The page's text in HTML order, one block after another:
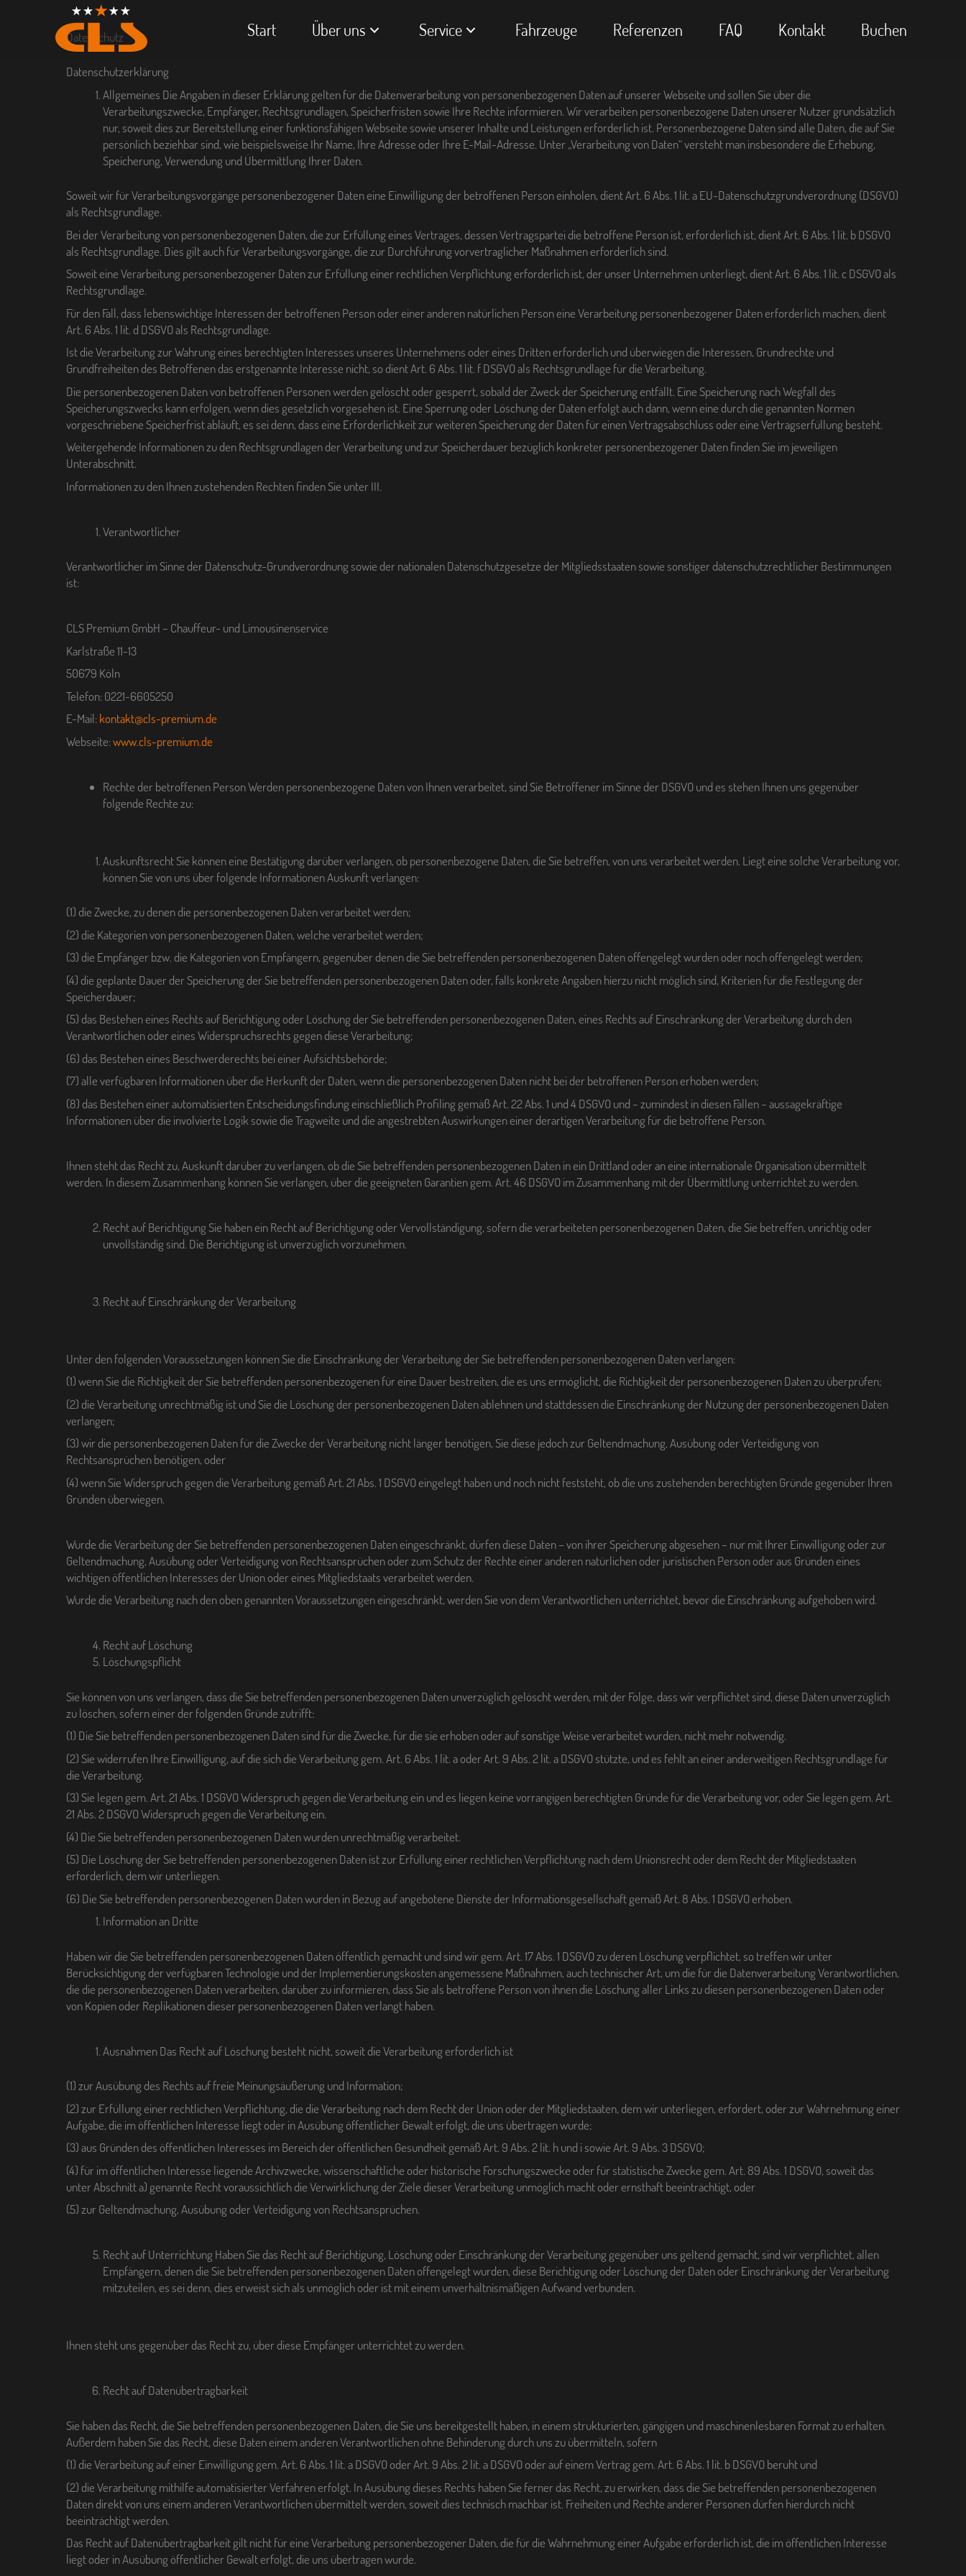
Start Über uns Service Fahrzeuge Referenzen FAQ Kontakt Buchen
Datenschutz
Datenschutzerklärung
Allgemeines Die Angaben in dieser Erklärung gelten für die Datenverarbeitung von personenbezogenen Daten auf unserer Webseite und sollen Sie über die
Verarbeitungszwecke, Empfänger, Rechtsgrundlagen, Speicherfristen sowie Ihre Rechte informieren. Wir verarbeiten personenbezogene Daten unserer Nutzer grundsätzlich
nur, soweit dies zur Bereitstellung einer funktionsfähigen Webseite sowie unserer Inhalte und Leistungen erforderlich ist. Personenbezogene Daten sind alle Daten, die auf Sie
persönlich beziehbar sind, wie beispielsweise Ihr Name, Ihre Adresse oder Ihre E-Mail-Adresse. Unter „Verarbeitung von Daten“ versteht man insbesondere die Erhebung,
Speicherung, Verwendung und Übermittlung Ihrer Daten.
Soweit wir für Verarbeitungsvorgänge personenbezogener Daten eine Einwilligung der betroffenen Person einholen, dient Art. 6 Abs. 1 lit. a EU-Datenschutzgrundverordnung (DSGVO)
als Rechtsgrundlage.
Bei der Verarbeitung von personenbezogenen Daten, die zur Erfüllung eines Vertrages, dessen Vertragspartei die betroffene Person ist, erforderlich ist, dient Art. 6 Abs. 1 lit. b DSGVO
als Rechtsgrundlage. Dies gilt auch für Verarbeitungsvorgänge, die zur Durchführung vorvertraglicher Maßnahmen erforderlich sind.
Soweit eine Verarbeitung personenbezogener Daten zur Erfüllung einer rechtlichen Verpflichtung erforderlich ist, der unser Unternehmen unterliegt, dient Art. 6 Abs. 1 lit. c DSGVO als
Rechtsgrundlage.
Für den Fall, dass lebenswichtige Interessen der betroffenen Person oder einer anderen natürlichen Person eine Verarbeitung personenbezogener Daten erforderlich machen, dient
Art. 6 Abs. 1 lit. d DSGVO als Rechtsgrundlage.
Ist die Verarbeitung zur Wahrung eines berechtigten Interesses unseres Unternehmens oder eines Dritten erforderlich und überwiegen die Interessen, Grundrechte und
Grundfreiheiten des Betroffenen das erstgenannte Interesse nicht, so dient Art. 6 Abs. 1 lit. f DSGVO als Rechtsgrundlage für die Verarbeitung.
Die personenbezogenen Daten von betroffenen Personen werden gelöscht oder gesperrt, sobald der Zweck der Speicherung entfällt. Eine Speicherung nach Wegfall des
Speicherungszwecks kann erfolgen, wenn dies gesetzlich vorgesehen ist. Eine Sperrung oder Löschung der Daten erfolgt auch dann, wenn eine durch die genannten Normen
vorgeschriebene Speicherfrist abläuft, es sei denn, dass eine Erforderlichkeit zur weiteren Speicherung der Daten für einen Vertragsabschluss oder eine Vertragserfüllung besteht.
Weitergehende Informationen zu den Rechtsgrundlagen der Verarbeitung und zur Speicherdauer bezüglich konkreter personenbezogener Daten finden Sie im jeweiligen
Unterabschnitt.
Informationen zu den Ihnen zustehenden Rechten finden Sie unter III.
Verantwortlicher
Verantwortlicher im Sinne der Datenschutz-Grundverordnung sowie der nationalen Datenschutzgesetze der Mitgliedsstaaten sowie sonstiger datenschutzrechtlicher Bestimmungen
ist:
CLS Premium GmbH – Chauffeur- und Limousinenservice
Karlstraße 11-13
50679 Köln
Telefon: 0221-6605250
E-Mail:kontakt@cls-premium.de
Webseite:www.cls-premium.de
Rechte der betroffenen Person Werden personenbezogene Daten von Ihnen verarbeitet, sind Sie Betroffener im Sinne der DSGVO und es stehen Ihnen uns gegenüber
folgende Rechte zu:
Auskunftsrecht Sie können eine Bestätigung darüber verlangen, ob personenbezogene Daten, die Sie betreffen, von uns verarbeitet werden. Liegt eine solche Verarbeitung vor,
können Sie von uns über folgende Informationen Auskunft verlangen:
(1) die Zwecke, zu denen die personenbezogenen Daten verarbeitet werden;
(2) die Kategorien von personenbezogenen Daten, welche verarbeitet werden;
(3) die Empfänger bzw. die Kategorien von Empfängern, gegenüber denen die Sie betreffenden personenbezogenen Daten offengelegt wurden oder noch offengelegt werden;
(4) die geplante Dauer der Speicherung der Sie betreffenden personenbezogenen Daten oder, falls konkrete Angaben hierzu nicht möglich sind, Kriterien für die Festlegung der
Speicherdauer;
(5) das Bestehen eines Rechts auf Berichtigung oder Löschung der Sie betreffenden personenbezogenen Daten, eines Rechts auf Einschränkung der Verarbeitung durch den
Verantwortlichen oder eines Widerspruchsrechts gegen diese Verarbeitung;
(6) das Bestehen eines Beschwerderechts bei einer Aufsichtsbehörde;
(7) alle verfügbaren Informationen über die Herkunft der Daten, wenn die personenbezogenen Daten nicht bei der betroffenen Person erhoben werden;
(8) das Bestehen einer automatisierten Entscheidungsfindung einschließlich Profiling gemäß Art. 22 Abs. 1 und 4 DSGVO und – zumindest in diesen Fällen – aussagekräftige
Informationen über die involvierte Logik sowie die Tragweite und die angestrebten Auswirkungen einer derartigen Verarbeitung für die betroffene Person.
Ihnen steht das Recht zu, Auskunft darüber zu verlangen, ob die Sie betreffenden personenbezogenen Daten in ein Drittland oder an eine internationale Organisation übermittelt
werden. In diesem Zusammenhang können Sie verlangen, über die geeigneten Garantien gem. Art. 46 DSGVO im Zusammenhang mit der Übermittlung unterrichtet zu werden.
Recht auf Berichtigung Sie haben ein Recht auf Berichtigung oder Vervollständigung, sofern die verarbeiteten personenbezogenen Daten, die Sie betreffen, unrichtig oder
unvollständig sind. Die Berichtigung ist unverzüglich vorzunehmen.
Recht auf Einschränkung der Verarbeitung
Unter den folgenden Voraussetzungen können Sie die Einschränkung der Verarbeitung der Sie betreffenden personenbezogenen Daten verlangen:
(1) wenn Sie die Richtigkeit der Sie betreffenden personenbezogenen für eine Dauer bestreiten, die es uns ermöglicht, die Richtigkeit der personenbezogenen Daten zu überprüfen;
(2) die Verarbeitung unrechtmäßig ist und Sie die Löschung der personenbezogenen Daten ablehnen und stattdessen die Einschränkung der Nutzung der personenbezogenen Daten
verlangen;
(3) wir die personenbezogenen Daten für die Zwecke der Verarbeitung nicht länger benötigen, Sie diese jedoch zur Geltendmachung, Ausübung oder Verteidigung von
Rechtsansprüchen benötigen, oder
(4) wenn Sie Widerspruch gegen die Verarbeitung gemäß Art. 21 Abs. 1 DSGVO eingelegt haben und noch nicht feststeht, ob die uns zustehenden berechtigten Gründe gegenüber Ihren
Gründen überwiegen.
Wurde die Verarbeitung der Sie betreffenden personenbezogenen Daten eingeschränkt, dürfen diese Daten – von ihrer Speicherung abgesehen – nur mit Ihrer Einwilligung oder zur
Geltendmachung, Ausübung oder Verteidigung von Rechtsansprüchen oder zum Schutz der Rechte einer anderen natürlichen oder juristischen Person oder aus Gründen eines
wichtigen öffentlichen Interesses der Union oder eines Mitgliedstaats verarbeitet werden.
Wurde die Verarbeitung nach den oben genannten Voraussetzungen eingeschränkt, werden Sie von dem Verantwortlichen unterrichtet, bevor die Einschränkung aufgehoben wird.
Recht auf Löschung
Löschungspflicht
Sie können von uns verlangen, dass die Sie betreffenden personenbezogenen Daten unverzüglich gelöscht werden, mit der Folge, dass wir verpflichtet sind, diese Daten unverzüglich
zu löschen, sofern einer der folgenden Gründe zutrifft:
(1) Die Sie betreffenden personenbezogenen Daten sind für die Zwecke, für die sie erhoben oder auf sonstige Weise verarbeitet wurden, nicht mehr notwendig.
(2) Sie widerrufen Ihre Einwilligung, auf die sich die Verarbeitung gem. Art. 6 Abs. 1 lit. a oder Art. 9 Abs. 2 lit. a DSGVO stützte, und es fehlt an einer anderweitigen Rechtsgrundlage für
die Verarbeitung.
(3) Sie legen gem. Art. 21 Abs. 1 DSGVO Widerspruch gegen die Verarbeitung ein und es liegen keine vorrangigen berechtigten Gründe für die Verarbeitung vor, oder Sie legen gem. Art.
21 Abs. 2 DSGVO Widerspruch gegen die Verarbeitung ein.
(4) Die Sie betreffenden personenbezogenen Daten wurden unrechtmäßig verarbeitet.
(5) Die Löschung der Sie betreffenden personenbezogenen Daten ist zur Erfüllung einer rechtlichen Verpflichtung nach dem Unionsrecht oder dem Recht der Mitgliedstaaten
erforderlich, dem wir unterliegen.
(6) Die Sie betreffenden personenbezogenen Daten wurden in Bezug auf angebotene Dienste der Informationsgesellschaft gemäß Art. 8 Abs. 1 DSGVO erhoben.
Information an Dritte
Haben wir die Sie betreffenden personenbezogenen Daten öffentlich gemacht und sind wir gem. Art. 17 Abs. 1 DSGVO zu deren Löschung verpflichtet, so treffen wir unter
Berücksichtigung der verfügbaren Technologie und der Implementierungskosten angemessene Maßnahmen, auch technischer Art, um die für die Datenverarbeitung Verantwortlichen,
die die personenbezogenen Daten verarbeiten, darüber zu informieren, dass Sie als betroffene Person von ihnen die Löschung aller Links zu diesen personenbezogenen Daten oder
von Kopien oder Replikationen dieser personenbezogenen Daten verlangt haben.
Ausnahmen Das Recht auf Löschung besteht nicht, soweit die Verarbeitung erforderlich ist
(1) zur Ausübung des Rechts auf freie Meinungsäußerung und Information;
(2) zur Erfüllung einer rechtlichen Verpflichtung, die die Verarbeitung nach dem Recht der Union oder der Mitgliedstaaten, dem wir unterliegen, erfordert, oder zur Wahrnehmung einer
Aufgabe, die im öffentlichen Interesse liegt oder in Ausübung öffentlicher Gewalt erfolgt, die uns übertragen wurde;
(3) aus Gründen des öffentlichen Interesses im Bereich der öffentlichen Gesundheit gemäß Art. 9 Abs. 2 lit. h und i sowie Art. 9 Abs. 3 DSGVO;
(4) für im öffentlichen Interesse liegende Archivzwecke, wissenschaftliche oder historische Forschungszwecke oder für statistische Zwecke gem. Art. 89 Abs. 1 DSGVO, soweit das
unter Abschnitt a) genannte Recht voraussichtlich die Verwirklichung der Ziele dieser Verarbeitung unmöglich macht oder ernsthaft beeinträchtigt, oder
(5) zur Geltendmachung, Ausübung oder Verteidigung von Rechtsansprüchen.
Recht auf Unterrichtung Haben Sie das Recht auf Berichtigung, Löschung oder Einschränkung der Verarbeitung gegenüber uns geltend gemacht, sind wir verpflichtet, allen
Empfängern, denen die Sie betreffenden personenbezogenen Daten offengelegt wurden, diese Berichtigung oder Löschung der Daten oder Einschränkung der Verarbeitung
mitzuteilen, es sei denn, dies erweist sich als unmöglich oder ist mit einem unverhältnismäßigen Aufwand verbunden.
Ihnen steht uns gegenüber das Recht zu, über diese Empfänger unterrichtet zu werden.
Recht auf Datenübertragbarkeit
Sie haben das Recht, die Sie betreffenden personenbezogenen Daten, die Sie uns bereitgestellt haben, in einem strukturierten, gängigen und maschinenlesbaren Format zu erhalten.
Außerdem haben Sie das Recht, diese Daten einem anderen Verantwortlichen ohne Behinderung durch uns zu übermitteln, sofern
(1) die Verarbeitung auf einer Einwilligung gem. Art. 6 Abs. 1 lit. a DSGVO oder Art. 9 Abs. 2 lit. a DSGVO oder auf einem Vertrag gem. Art. 6 Abs. 1 lit. b DSGVO beruht und
(2) die Verarbeitung mithilfe automatisierter Verfahren erfolgt. In Ausübung dieses Rechts haben Sie ferner das Recht, zu erwirken, dass die Sie betreffenden personenbezogenen
Daten direkt von uns einem anderen Verantwortlichen übermittelt werden, soweit dies technisch machbar ist. Freiheiten und Rechte anderer Personen dürfen hierdurch nicht
beeinträchtigt werden.
Das Recht auf Datenübertragbarkeit gilt nicht für eine Verarbeitung personenbezogener Daten, die für die Wahrnehmung einer Aufgabe erforderlich ist, die im öffentlichen Interesse
liegt oder in Ausübung öffentlicher Gewalt erfolgt, die uns übertragen wurde.